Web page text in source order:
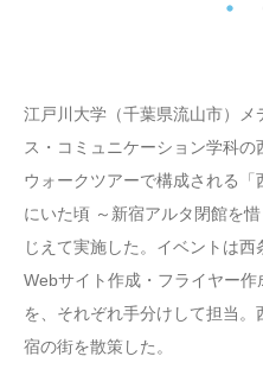
江戸川大学（千葉県流山市）
ス・コミュニケーション学科
ウォークツアーで構成される
にいた頃 ～新宿アルタ閉館を
じえて実施した。イベントは西
Webサイト作成・フライヤー
を、それぞれ手分けして担当
宿の街を散策した。